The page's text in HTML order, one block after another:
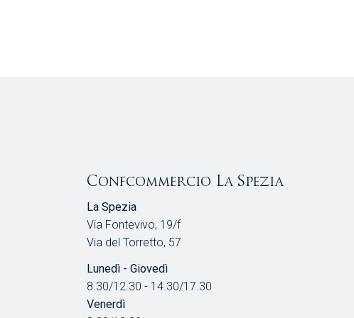
Confcommercio La Spezia
La Spezia
Via Fontevivo, 19/f
Via del Torretto, 57
Lunedì - Giovedì
8.30/12.30 - 14.30/17.30
Venerdì